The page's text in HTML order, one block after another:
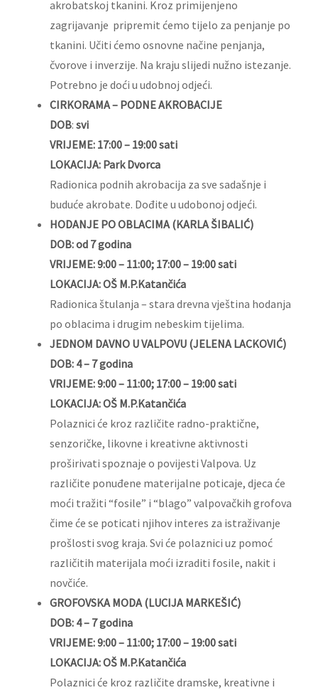
akrobatskoj tkanini. Kroz primijenjeno
zagrijavanje pripremit ćemo tijelo za penjanje po
tkanini. Učiti ćemo osnovne načine penjanja,
čvorove i inverzije. Na kraju slijedi nužno istezanje.
Potrebno je doći u udobnoj odjeći.
CIRKORAMA – PODNE AKROBACIJE
DOB: svi
VRIJEME: 17:00 – 19:00 sati
LOKACIJA: Park Dvorca
Radionica podnih akrobacija za sve sadašnje i
buduće akrobate. Dođite u udobonoj odjeći.
HODANJE PO OBLACIMA (KARLA ŠIBALIĆ)
DOB: od 7 godina
VRIJEME: 9:00 – 11:00; 17:00 – 19:00 sati
LOKACIJA: OŠ M.P.Katančića
Radionica štulanja – stara drevna vještina hodanja
po oblacima i drugim nebeskim tijelima.
JEDNOM DAVNO U VALPOVU (JELENA LACKOVIĆ)
DOB: 4 – 7 godina
VRIJEME: 9:00 – 11:00; 17:00 – 19:00 sati
LOKACIJA: OŠ M.P.Katančića
Polaznici će kroz različite radno-praktične,
senzoričke, likovne i kreativne aktivnosti
proširivati spoznaje o povijesti Valpova. Uz
različite ponuđene materijalne poticaje, djeca će
moći tražiti “fosile” i “blago” valpovačkih grofova
čime će se poticati njihov interes za istraživanje
prošlosti svog kraja. Svi će polaznici uz pomoć
različitih materijala moći izraditi fosile, nakit i
novčiće.
GROFOVSKA MODA (LUCIJA MARKEŠIĆ)
DOB: 4 – 7 godina
VRIJEME: 9:00 – 11:00; 17:00 – 19:00 sati
LOKACIJA: OŠ M.P.Katančića
Polaznici će kroz različite dramske, kreativne i